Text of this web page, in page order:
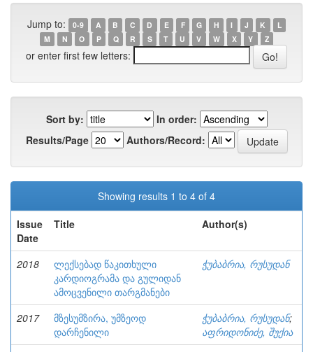
Jump to: 0-9 A B C D E F G H I J K
L
M
N O P Q R S T U V W X Y Z
or enter first few letters:
Sort by:
In order:
Results/Page
Authors/Record:
Showing results 1 to 4 of 4
Issue
Date
Title Author(s)
2018
ლექსებად წაკითხული
კარდიოგრამა და გულიდან
ამოცვენილი თარგმანები
ჭუბაბრია, რუსუდან
2017
მზესუმზირა, უმზეოდ
დარჩენილი
ჭუბაბრია, რუსუდან;
აფრიდონიძე, შუქია